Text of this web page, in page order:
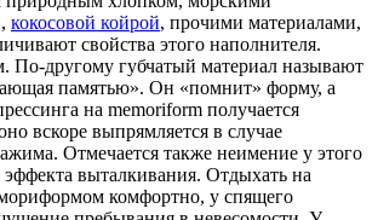
кокосовой койрой, прочими материалами,
свойства этого наполнителя.
другому губчатый материал называют
памятью». Он «помнит» форму, а
на memoriform получается
вскоре выпрямляется в случае
Отмечается также неимение у этого
эффекта выталкивания. Отдыхать на
комфортно, у спящего